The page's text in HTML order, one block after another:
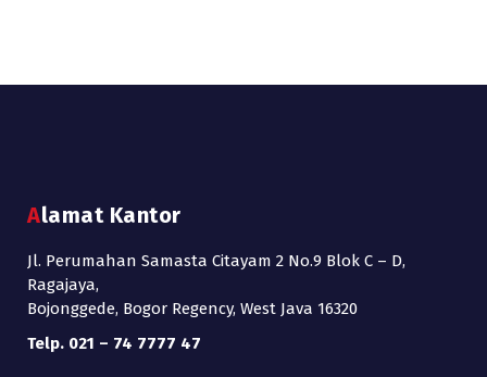
Alamat Kantor
Jl. Perumahan Samasta Citayam 2 No.9 Blok C – D,
Ragajaya,
Bojonggede, Bogor Regency, West Java 16320
Telp. 021 – 74 7777 47